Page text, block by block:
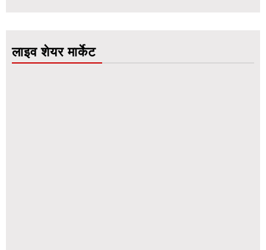
लाइव शेयर मार्केट